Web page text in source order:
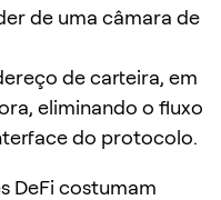
de uma câmara de
de carteira, em
eliminando o fluxo
do protocolo.
DeFi costumam